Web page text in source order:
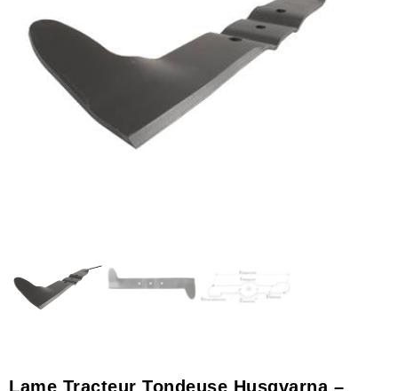
Lame Tracteur Tondeuse Husqvarna –